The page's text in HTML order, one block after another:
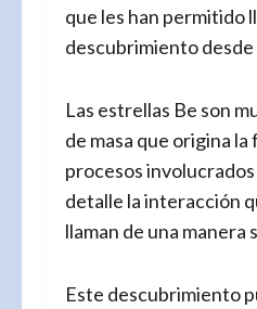
que les han permitido
descubrimiento desde
Las estrellas Be son
de masa que origina
procesos
detalle la interacción
llaman de una manera
Este descubrimiento